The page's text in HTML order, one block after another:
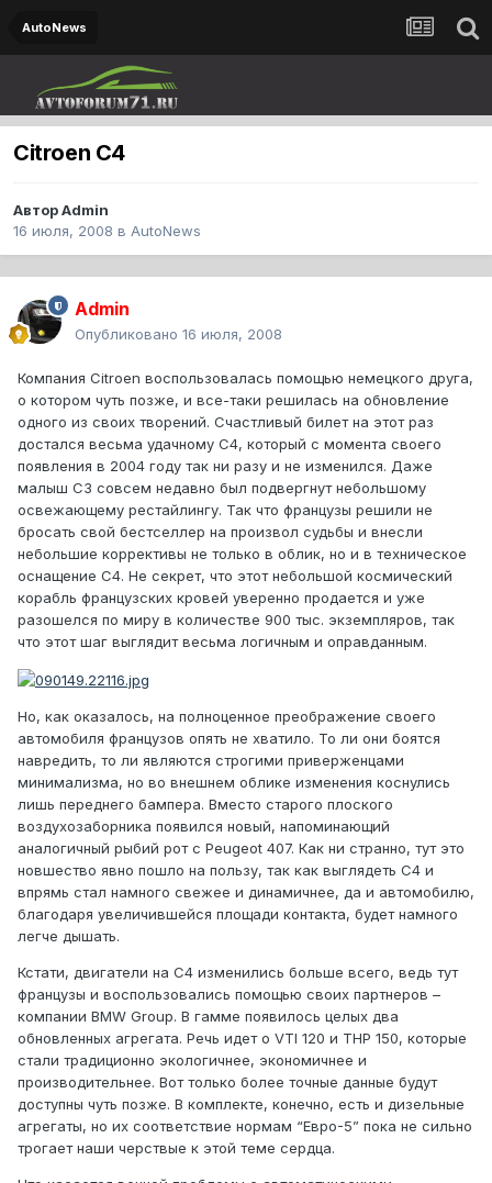
AutoNews
Citroen С4
АвторAdmin
16 июля, 2008 в AutoNews
Admin
Опубликовано 16 июля, 2008
Компания Citroen воспользовалась помощью немецкого друга,
о котором чуть позже, и все-таки решилась на обновление
одного из своих творений. Счастливый билет на этот раз
достался весьма удачному С4, который с момента своего
появления в 2004 году так ни разу и не изменился. Даже
малыш С3 совсем недавно был подвергнут небольшому
освежающему рестайлингу. Так что французы решили не
бросать свой бестселлер на произвол судьбы и внесли
небольшие коррективы не только в облик, но и в техническое
оснащение С4. Не секрет, что этот небольшой космический
корабль французских кровей уверенно продается и уже
разошелся по миру в количестве 900 тыс. экземпляров, так
что этот шаг выглядит весьма логичным и оправданным.
Но, как оказалось, на полноценное преображение своего
автомобиля французов опять не хватило. То ли они боятся
навредить, то ли являются строгими приверженцами
минимализма, но во внешнем облике изменения коснулись
лишь переднего бампера. Вместо старого плоского
воздухозаборника появился новый, напоминающий
аналогичный рыбий рот с Peugeot 407. Как ни странно, тут это
новшество явно пошло на пользу, так как выглядеть С4 и
впрямь стал намного свежее и динамичнее, да и автомобилю,
благодаря увеличившейся площади контакта, будет намного
легче дышать.
Кстати, двигатели на С4 изменились больше всего, ведь тут
французы и воспользовались помощью своих партнеров –
компании BMW Group. В гамме появилось целых два
обновленных агрегата. Речь идет о VTI 120 и THP 150, которые
стали традиционно экологичнее, экономичнее и
производительнее. Вот только более точные данные будут
доступны чуть позже. В комплекте, конечно, есть и дизельные
агрегаты, но их соответствие нормам “Евро-5” пока не сильно
трогает наши черствые к этой теме сердца.